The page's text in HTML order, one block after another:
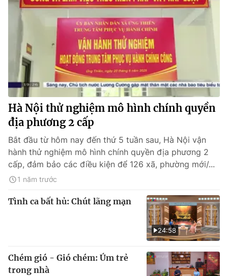
Hà Nội thử nghiệm mô hình chính quyền
địa phương 2 cấp
Bắt đầu từ hôm nay đến thứ 5 tuần sau, Hà Nội vận
hành thử nghiệm mô hình chính quyền địa phương 2
cấp, đảm bảo các điều kiện để 126 xã, phường mới/...
1 năm trước
24:58
Tình ca bất hủ: Chút lãng mạn
Chém gió - Gió chém: Úm trẻ
trong nhà